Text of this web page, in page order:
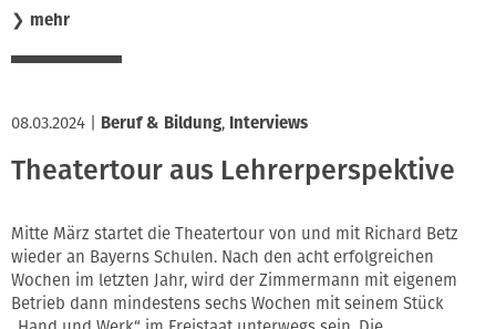
❯ mehr
08.03.2024 Beruf & Bildung, Interviews
Theatertour aus Lehrerperspektive
Mitte März startet die Theatertour von und mit Richard Betz
wieder an Bayerns Schulen. Nach den acht erfolgreichen
Wochen im letzten Jahr, wird der Zimmermann mit eigenem
Betrieb dann mindestens sechs Wochen mit seinem Stück